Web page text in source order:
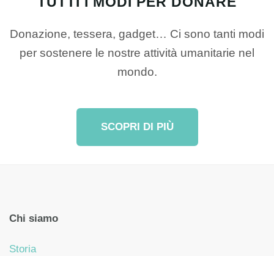
Donazione, tessera, gadget… Ci sono tanti modi
per sostenere le nostre attività umanitarie nel
mondo.
SCOPRI DI PIÙ
Chi siamo
Storia